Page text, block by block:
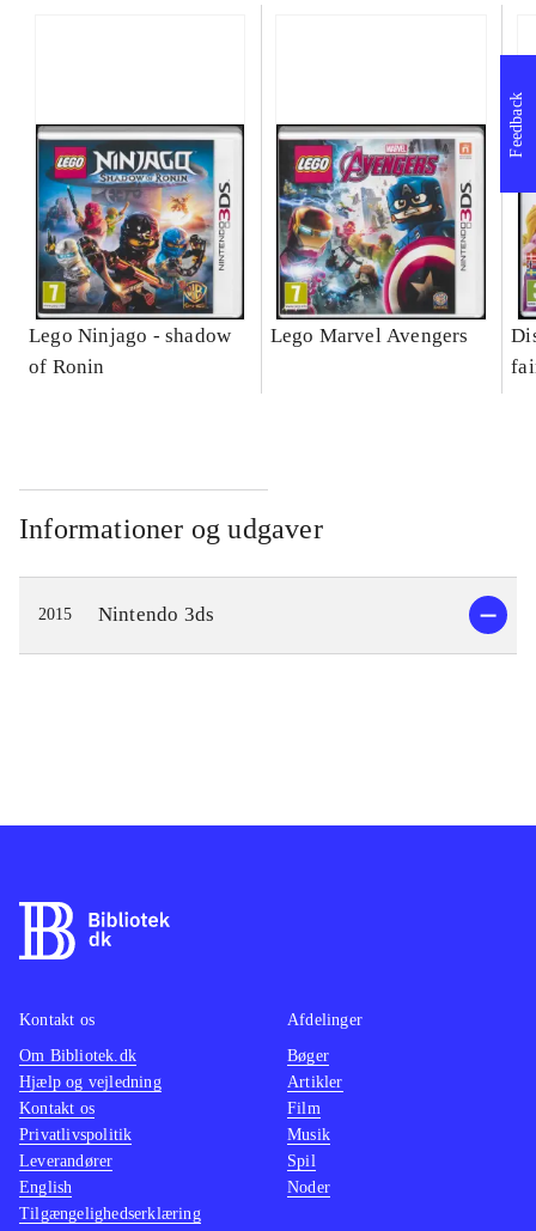
Lego Ninjago - shadow
of Ronin
Lego Marvel Avengers
Informationer og udgaver
2015 Nintendo 3ds
Feedback
Kontakt os
Om Bibliotek.dk
Hjælp og vejledning
Kontakt os
Privatlivspolitik
Leverandører
English
Tilgængelighedserklæring
Afdelinger
Bøger
Artikler
Film
Musik
Spil
Noder